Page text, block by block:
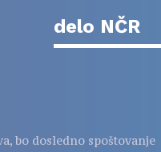
delo NČR
bo dosledno spoštovanje